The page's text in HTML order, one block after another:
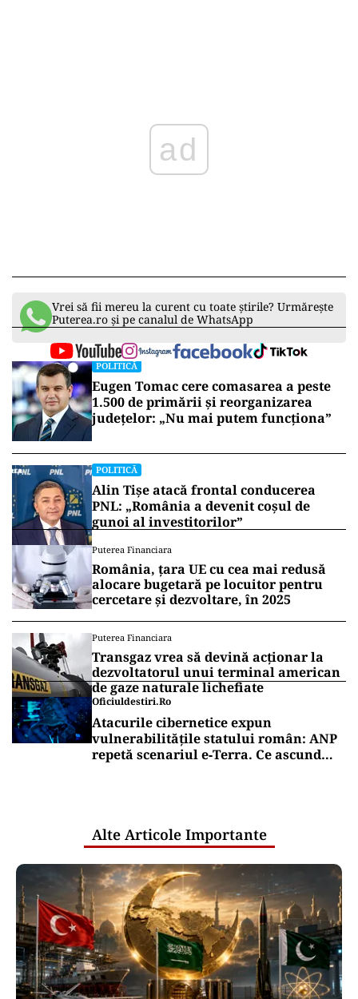
ad
Vrei să fii mereu la curent cu toate știrile? Urmărește
Puterea.ro și pe canalul de WhatsApp
POLITICĂ
Eugen Tomac cere comasarea a peste
1.500 de primării și reorganizarea
județelor: „Nu mai putem funcționa”
POLITICĂ
Alin Tișe atacă frontal conducerea
PNL: „România a devenit coșul de
gunoi al investitorilor”
Puterea Financiara
România, țara UE cu cea mai redusă
alocare bugetară pe locuitor pentru
cercetare și dezvoltare, în 2025
Puterea Financiara
Transgaz vrea să devină acționar la
dezvoltatorul unui terminal american
de gaze naturale lichefiate
Oficiuldestiri.ro
Atacurile cibernetice expun
vulnerabilitățile statului român: ANP
repetă scenariul e‑Terra. Ce ascund
Alte Articole Importante